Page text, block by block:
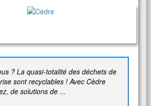
? La quasi-totalité des déchets de
sont recyclables ! Avec Cèdre
de solutions de ...